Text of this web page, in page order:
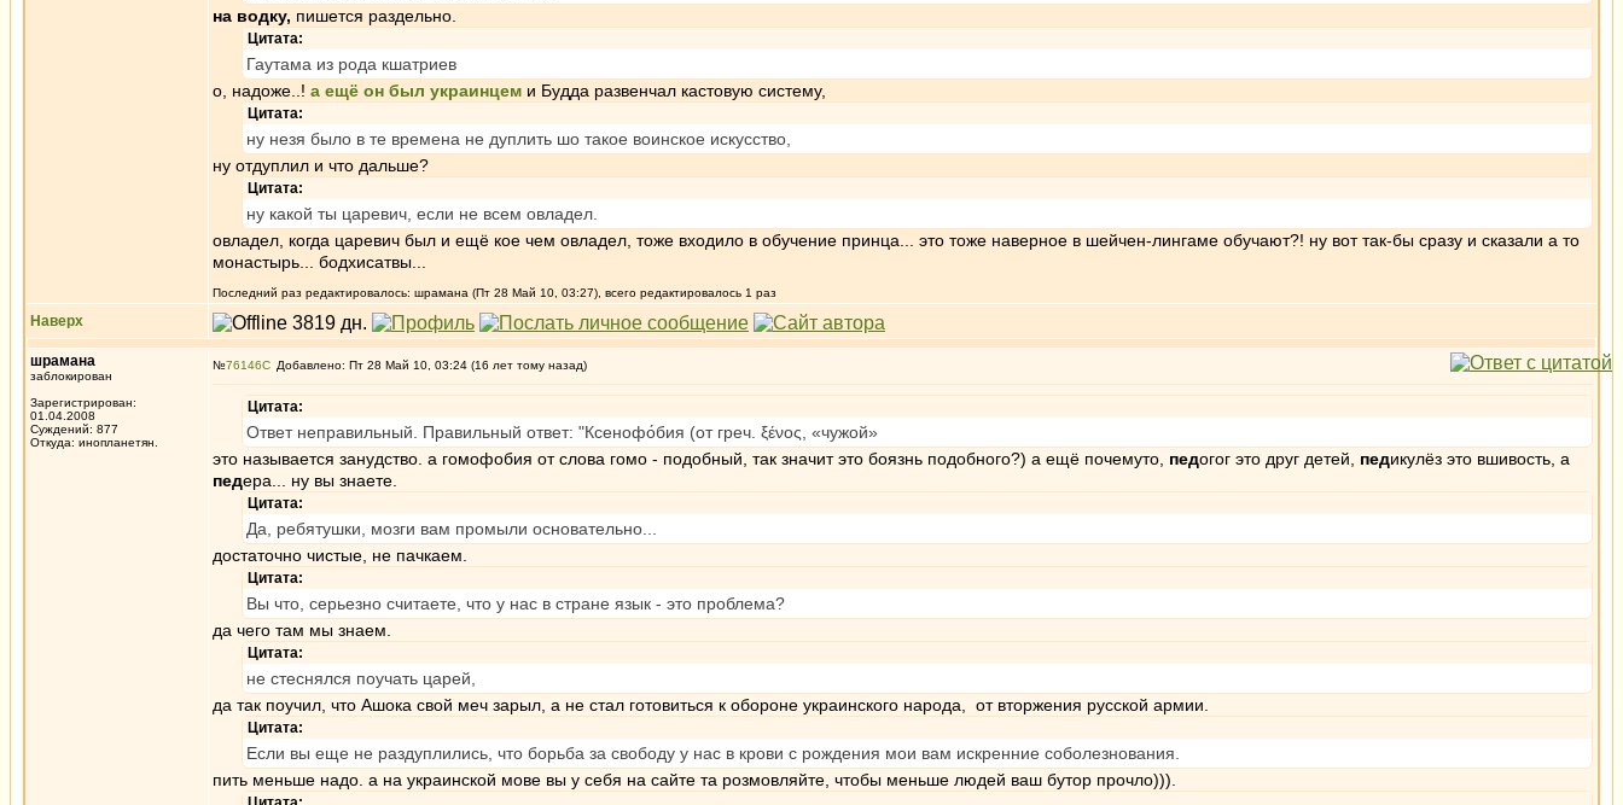
на водку, пишется раздельно.
Цитата:
Гаутама из рода кшатриев
о, надоже..! а ещё он был украинцем и Будда развенчал кастовую систему,
Цитата:
ну незя было в те времена не дуплить шо такое воинское искусство,
ну отдуплил и что дальше?
Цитата:
ну какой ты царевич, если не всем овладел.
овладел, когда царевич был и ещё кое чем овладел, тоже входило в обучение принца... это тоже наверное в шейчен-лингаме обучают?! ну вот так-бы сразу и сказали а то
монастырь... бодхисатвы...
Последний раз редактировалось: шрамана (Пт 28 Май 10, 03:27), всего редактировалось 1 раз
Наверх
шрамана
заблокирован
Зарегистрирован:
01.04.2008
Суждений: 877
Откуда: инопланетян.
№76146 Добавлено: Пт 28 Май 10, 03:24 (16 лет тому назад)
Цитата:
Ответ неправильный. Правильный ответ: "Ксенофо́бия (от греч. ξένος, «чужой»
это называется занудство. а гомофобия от слова гомо - подобный, так значит это боязнь подобного?) а ещё почемуто, педогог это друг детей, педикулёз это вшивость, а
педера... ну вы знаете.
Цитата:
Да, ребятушки, мозги вам промыли основательно...
достаточно чистые, не пачкаем.
Цитата:
Вы что, серьезно считаете, что у нас в стране язык - это проблема?
да чего там мы знаем.
Цитата:
не стеснялся поучать царей,
да так поучил, что Ашока свой меч зарыл, а не стал готовиться к обороне украинского народа, от вторжения русской армии.
Цитата:
Если вы еще не раздуплились, что борьба за свободу у нас в крови с рождения мои вам искренние соболезнования.
пить меньше надо. а на украинской мове вы у себя на сайте та розмовляйте, чтобы меньше людей ваш бутор прочло))).